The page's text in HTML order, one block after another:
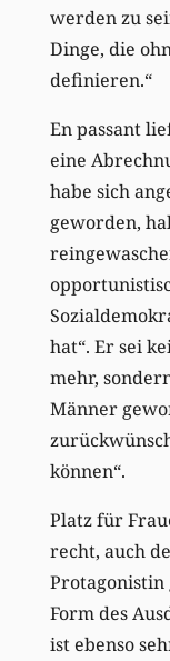
werden zu
Dinge, die
definieren.“
En passant
eine
habe sich
geworden,
hat“. Er sei
mehr,
Männer
können“.
Platz für
recht, auch
Protagonistin
Form des
ist ebenso